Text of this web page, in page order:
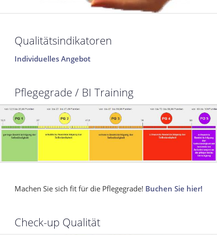
Qualitätsindikatoren
Individuelles Angebot
Pflegegrade / BI Training
Machen Sie sich fit für die Pflegegrade! Buchen Sie hier!
Check-up Qualität